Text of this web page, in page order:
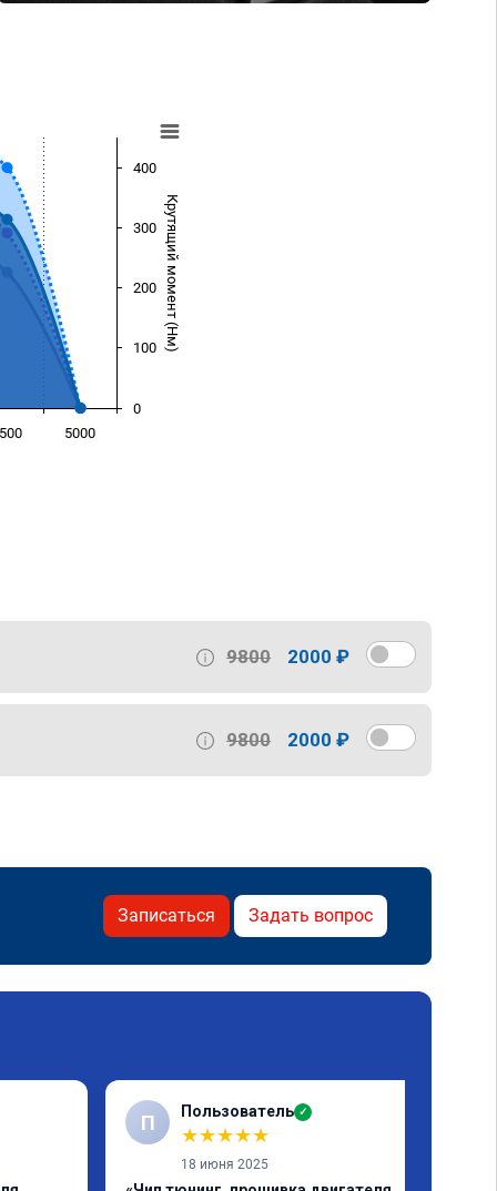
Крутящий момент (Нм)
5000
0
100
200
300
400
9800 2000 ₽
9800 2000 ₽
Записаться Задать вопрос
П Пользователь ✓
★★★★★
18 июня 2025